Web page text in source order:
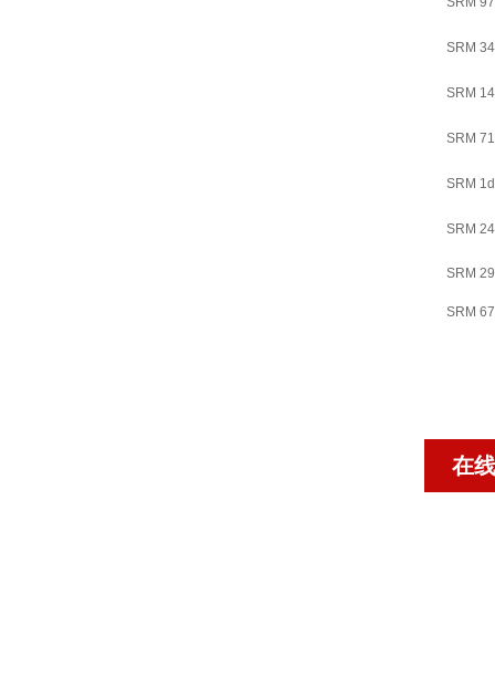
SRM
SRM
SRM
SRM 1d
SRM
SRM
SRM
在